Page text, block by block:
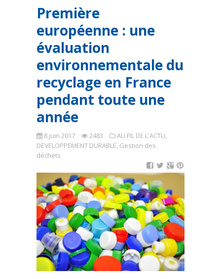
Première
européenne : une
évaluation
environnementale du
recyclage en France
pendant toute une
année
8 juin 2017 2483 AU FIL DE L'ACTU,
DEVELOPPEMENT DURABLE, Gestion des
déchets